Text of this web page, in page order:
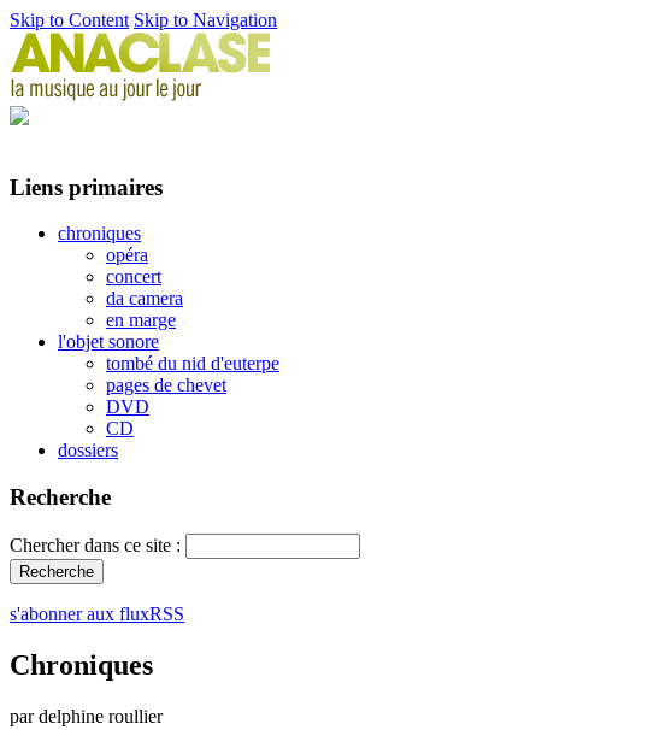
Skip to Content Skip to Navigation
Liens primaires
chroniques
opéra
concert
da camera
en marge
l'objet sonore
tombé du nid d'euterpe
pages de chevet
DVD
CD
dossiers
Recherche
Chercher dans ce site :
s'abonner aux fluxRSS
Chroniques
par delphine roullier